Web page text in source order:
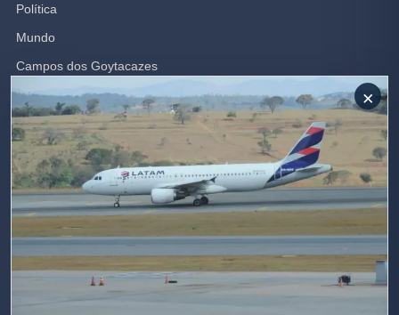
Política
Mundo
Campos dos Goytacazes
Brasil
Opinião
Rio de Janeiro
Polícia
SIGA-NOS
×